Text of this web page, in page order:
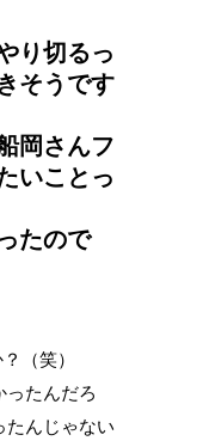
り切るっ
そうです
岡さんフ
いことっ
たので
（笑）
たんだろ
たんじゃない